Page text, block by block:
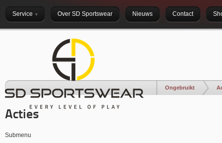
Service Over SD Sportswear Nieuws Contact
Ongebruikt
Acties
Submenu